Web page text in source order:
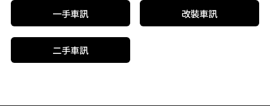
一手車訊 改裝車訊
二手車訊